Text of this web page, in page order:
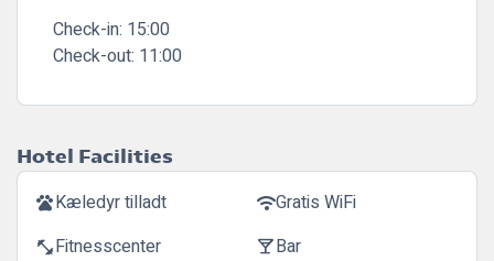
Check-in: 15:00
Check-out: 11:00
Hotel Facilities
petsKæledyr tilladt wifiGratis WiFi
fitness_centerFitnesscenter local_barBar